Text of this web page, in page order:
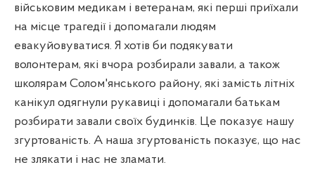
військовим медикам і ветеранам, які перші приїхали
на місце трагедії і допомагали людям
евакуйовуватися. Я хотів би подякувати
волонтерам, які вчора розбирали завали, а також
школярам Солом'янського району, які замість літніх
канікул одягнули рукавиці і допомагали батькам
розбирати завали своїх будинків. Це показує нашу
згуртованість. А наша згуртованість показує, що нас
не злякати і нас не зламати.